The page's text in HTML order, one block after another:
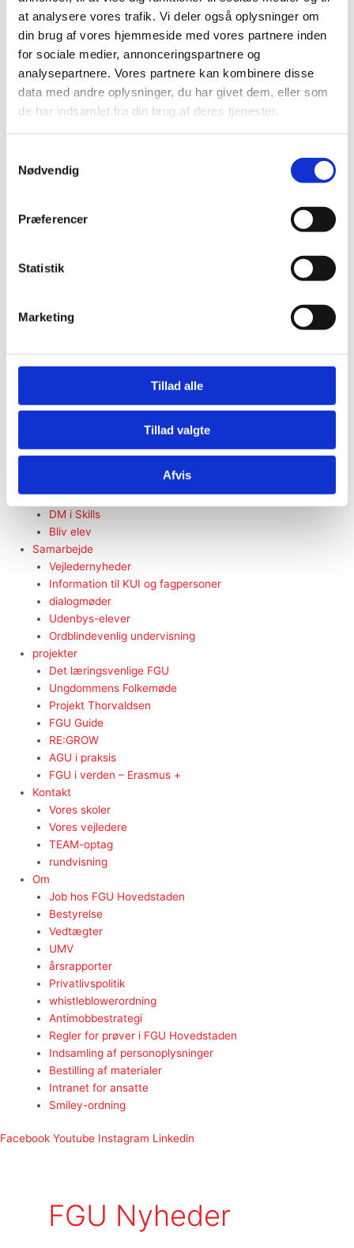
at analysere vores trafik. Vi deler også oplysninger om
din brug af vores hjemmeside med vores partnere inden
for sociale medier, annonceringspartnere og
analysepartnere. Vores partnere kan kombinere disse
data med andre oplysninger, du har givet dem, eller som
de har indsamlet fra din brug af deres tjenester.
Nødvendig
Præferencer
Statistik
Marketing
Tillad alle
Tillad valgte
Afvis
Bliv elev
elevrådet
Til forældre/værger
Studiekort
skoleydelse
Transport
Tilmelding til e-Boks
Ferie/kalender
fremmøde-procedure
Ungdommens Uddannelsesvejledning (UU)
Antimobbestrategi
Tilmeld dig nyhedsbrev
Digital rundvisning (pp)
Åbent Hus
Nyheder og elevhistorier
FGU i verden – Erasmus+
messer
DM i Skills
Bliv elev
Samarbejde
Vejledernyheder
Information til KUI og fagpersoner
dialogmøder
Udenbys-elever
Ordblindevenlig undervisning
projekter
Det læringsvenlige FGU
Ungdommens Folkemøde
Projekt Thorvaldsen
FGU Guide
RE:GROW
AGU i praksis
FGU i verden – Erasmus +
Kontakt
Vores skoler
Vores vejledere
TEAM-optag
rundvisning
Om
Job hos FGU Hovedstaden
Bestyrelse
Vedtægter
UMV
årsrapporter
Privatlivspolitik
whistleblowerordning
Antimobbestrategi
Regler for prøver i FGU Hovedstaden
Indsamling af personoplysninger
Bestilling af materialer
Intranet for ansatte
Smiley-ordning
Facebook Youtube Instagram Linkedin
FGU Nyheder